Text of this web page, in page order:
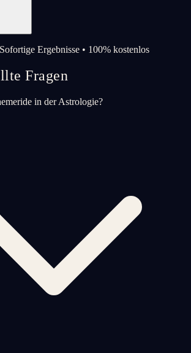
Ergebnisse • 100% kostenlos
Fragen
in der Astrologie?